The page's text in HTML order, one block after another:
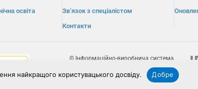
освіта
Зв’язок з спеціалістом
Контакти
© Інформаційно-виробнича система
найкращого користувацького досвіду. Добре